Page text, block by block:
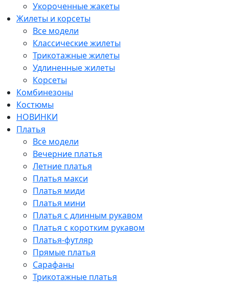
Укороченные жакеты
Жилеты и корсеты
Все модели
Классические жилеты
Трикотажные жилеты
Удлиненные жилеты
Корсеты
Комбинезоны
Костюмы
НОВИНКИ
Платья
Все модели
Вечерние платья
Летние платья
Платья макси
Платья миди
Платья мини
Платья с длинным рукавом
Платья с коротким рукавом
Платья-футляр
Прямые платья
Сарафаны
Трикотажные платья